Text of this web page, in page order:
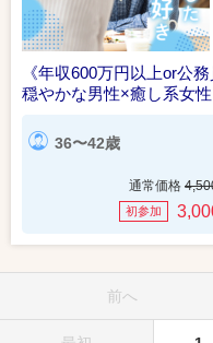
《年収600万円以上or公
穏やかな男性×癒し系女性
36〜42歳
通常価格
初参加
前へ